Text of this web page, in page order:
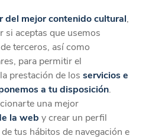
desde la App
Descargar
del mejor contenido cultural,
si aceptas que usemos
terceros, así como
para permitir el
prestación de losservicios e
a tu disposición.
una mejor
la web y crear un perfil
tus hábitos de navegación e